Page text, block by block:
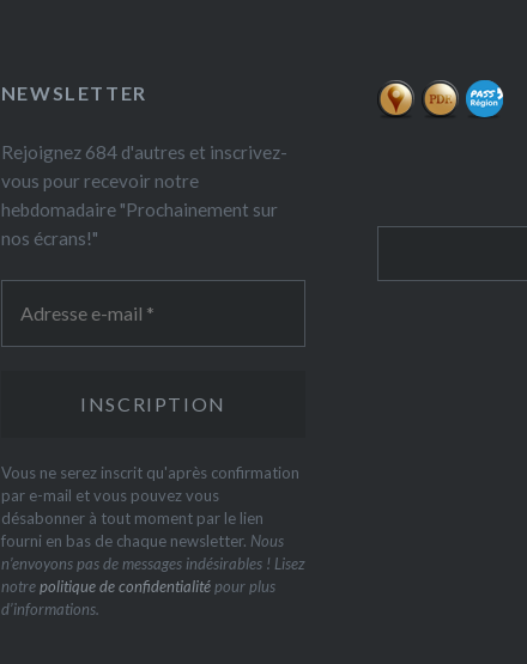
NEWSLETTER
Rejoignez 684 d'autres et inscrivez-
vous pour recevoir notre
hebdomadaire "Prochainement sur
nos écrans!"
Vous ne serez inscrit qu'après confirmation
par e-mail et vous pouvez vous
désabonner à tout moment par le lien
fourni en bas de chaque newsletter. Nous
n’envoyons pas de messages indésirables ! Lisez
notrepolitique de confidentialitépour plus
d’informations.